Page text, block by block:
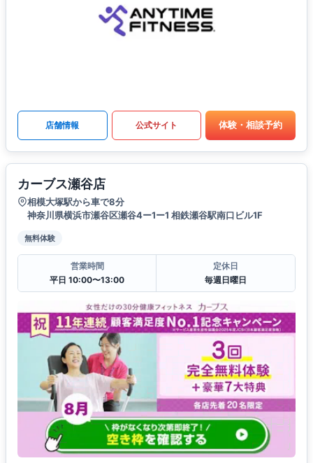
店舗情報 公式サイト 体験・相談予約
カーブス瀬谷店
相模大塚駅から車で8分
神奈川県横浜市瀬谷区瀬谷4ー1ー1 相鉄瀬谷駅南口ビル1F
無料体験
営業時間
平日 10:00〜13:00
定休日
毎週日曜日